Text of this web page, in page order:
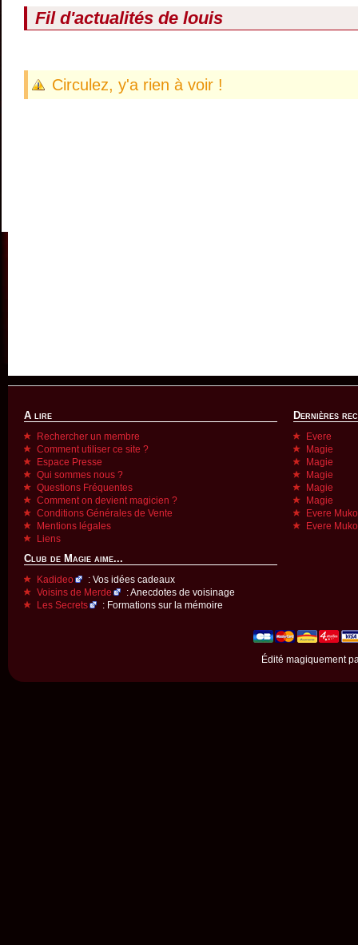
Fil d'actualités de louis
Circulez, y'a rien à voir !
A lire
Rechercher un membre
Comment utiliser ce site ?
Espace Presse
Qui sommes nous ?
Questions Fréquentes
Comment on devient magicien ?
Conditions Générales de Vente
Mentions légales
Liens
Club de Magie aime...
Kadideo
: Vos idées cadeaux
Voisins de Merde
: Anecdotes de voisinage
Les Secrets
: Formations sur la mémoire
Dernières
Evere
Magie
Magie
Magie
Magie
Magie
Evere
Evere
Édité magiquement